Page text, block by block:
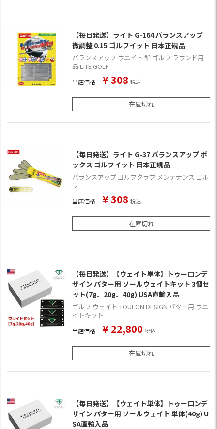
【毎日発送】ライト G-164 バランスアップ
微調整 0.15 ゴルフイット 日本正規品
バランスアップ ウエイト 鉛 ゴルフ ラウンド用
品 LITE GOLF
当店価格 ¥308 税込
在庫切れ
【毎日発送】ライト G-37 バランスアップ ボ
ックス ゴルフイット 日本正規品
バランスアップ ゴルフクラブ メンテナンス ゴル
フ
当店価格 ¥308 税込
在庫切れ
【毎日発送】【ウェイト単体】トゥーロンデ
ザイン パター用 ソールウェイトキット 3個セ
ット(7g、20g、40g) USA直輸入品
ゴルフ ウェイト TOULON DESIGN パター用 ウエ
イトキット
当店価格 ¥ 22,800 税込
在庫切れ
【毎日発送】【ウェイト単体】トゥーロンデ
ザイン パター用 ソールウェイト 単体(40g) U
SA直輸入品